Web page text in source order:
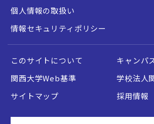
個人情報の取扱い
情報セキュリティポリシー
このサイトについて
キャンパ
関西大学Web基準
学校法人
サイトマップ
採用情報